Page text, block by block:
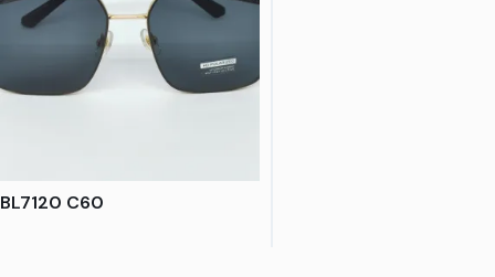
BL7120 C60